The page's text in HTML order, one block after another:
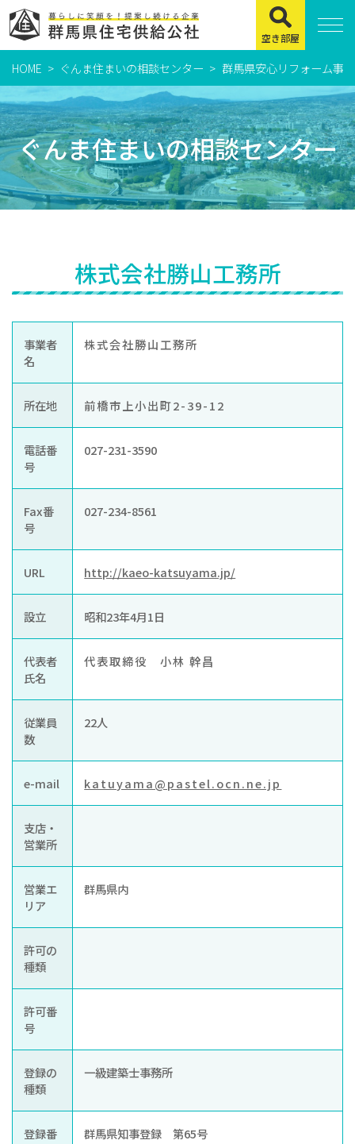
住まいをお探しの方
県営住宅
公社賃貸住宅
緊急通報システムについて
市営・町営住宅
賃貸店舗・事務所
ぐんま住まいの
相談センター
現在お住まい
の方へ
公社に
ついて
採用
入札
空き部屋
HOME ぐんま住まいの相談センター 群馬県安心リフォーム事
ぐんま住まいの相談センター
株式会社勝山工務所
事業者
名
株式会社勝山工務所
所在地 前橋市上小出町2-39-12
電話番
号
027-231-3590
Fax番
号
027-234-8561
URL http://kaeo-katsuyama.jp/
設立 昭和23年4月1日
代表者
氏名
代表取締役 小林 幹昌
従業員
数
22人
e-mail katuyama@pastel.ocn.ne.jp
支店・
営業所
営業エ
リア
群馬県内
許可の
種類
許可番
号
登録の
種類
一級建築士事務所
登録番
群馬県知事登録 第65号